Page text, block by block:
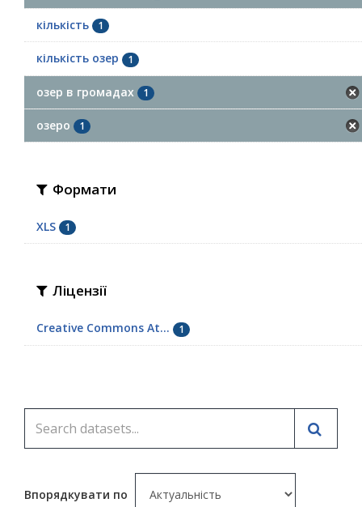
кількість 1
кількість озер 1
озер в громадах 1
озеро 1
Формати
XLS 1
Ліцензії
Creative Commons At... 1
Впорядкувати по